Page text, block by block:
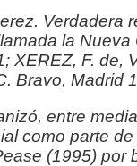
Verdadera
la Nueva
XEREZ, F. de,
Bravo, Madrid
entre
como parte
(1995) por